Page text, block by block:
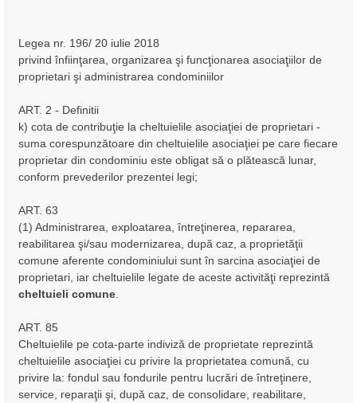
Legea nr. 196/ 20 iulie 2018
privind înfiinţarea, organizarea şi funcţionarea asociaţiilor de
proprietari şi administrarea condominiilor
ART. 2 - Definitii
k) cota de contribuţie la cheltuielile asociaţiei de proprietari -
suma corespunzătoare din cheltuielile asociaţiei pe care fiecare
proprietar din condominiu este obligat să o plătească lunar,
conform prevederilor prezentei legi;
ART. 63
(1) Administrarea, exploatarea, întreţinerea, repararea,
reabilitarea şi/sau modernizarea, după caz, a proprietăţii
comune aferente condominiului sunt în sarcina asociaţiei de
proprietari, iar cheltuielile legate de aceste activităţi reprezintă
cheltuieli comune
ART. 85
Cheltuielile pe cota-parte indiviză de proprietate reprezintă
cheltuielile asociaţiei cu privire la proprietatea comună, cu
privire la: fondul sau fondurile pentru lucrări de întreţinere,
service, reparaţii şi, după caz, de consolidare, reabilitare,